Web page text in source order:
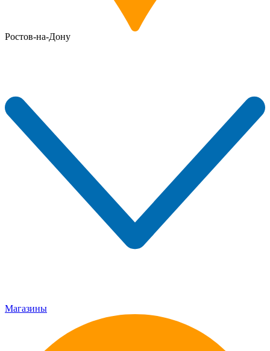
Ростов-на-Дону
Магазины